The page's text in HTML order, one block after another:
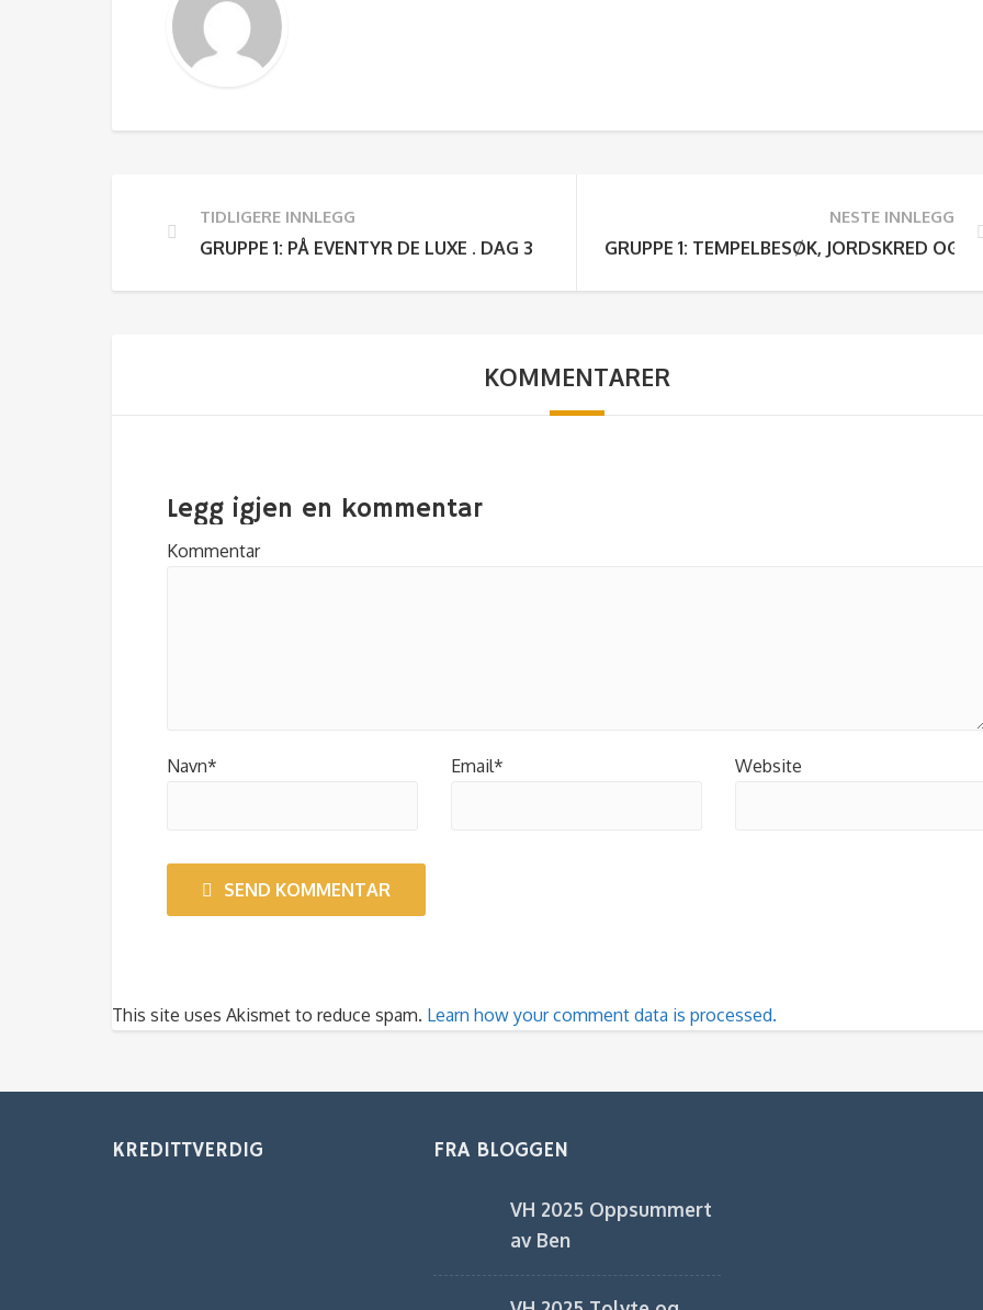
TIDLIGERE INNLEGG
GRUPPE 1: PÅ EVENTYR DE LUXE . DAG 3
NESTE INNLEGG
GRUPPE 1: TEMPELBESØK, JORDSKRED OG
KOMMENTARER
Legg igjen en kommentar
Kommentar
Navn* Email* Website
SEND KOMMENTAR
This site uses Akismet to reduce spam. Learn how your comment data is processed.
KREDITTVERDIG FRA BLOGGEN
VH 2025 Oppsummert
av Ben